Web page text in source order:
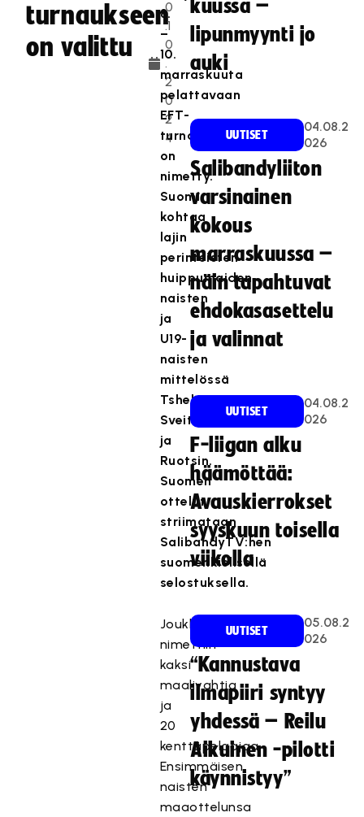
turnaukseen
on valittu
0
.1
0
.
2
0
2
4
8.
–
10.
marraskuuta
pelattavaan
EFT-
turnaukseen
on
nimetty.
Suomi
kohtaa
lajin
perinteisten
huippumaiden
naisten
ja
U19-
naisten
mittelössä
Tshekin,
Sveitsin
ja
Ruotsin.
Suomen
ottelut
striimataan
SalibandyTV:hen
suomenkielisellä
selostuksella.
Joukkueeseen
nimettiin
kaksi
maalivahtia
ja
20
kenttäpelaajaa.
Ensimmäisen
naisten
maaottelunsa
kuussa –
lipunmyynti jo
auki
UUTISET
04.08.2
026
Salibandyliiton
varsinainen
kokous
marraskuussa –
näin tapahtuvat
ehdokasasettelu
ja valinnat
UUTISET
04.08.2
026
F-liigan alku
häämöttää:
Avauskierrokset
syyskuun toisella
viikolla
UUTISET
05.08.2
026
“Kannustava
ilmapiiri syntyy
yhdessä – Reilu
Aikuinen -pilotti
käynnistyy”